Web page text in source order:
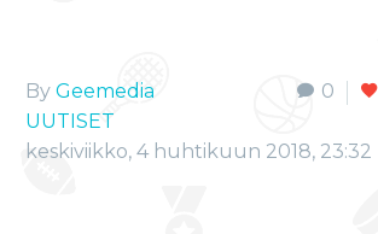
0
By Geemedia
UUTISET
keskiviikko, 4 huhtikuun 2018, 23:32